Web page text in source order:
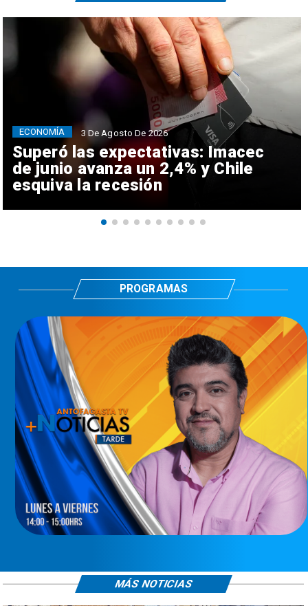
Superó las expectativas: Imacec
de junio avanza un 2,4% y Chile
esquiva la recesión
ECONOMÍA 3 De Agosto De 2026
PROGRAMAS
MÁS NOTICIAS